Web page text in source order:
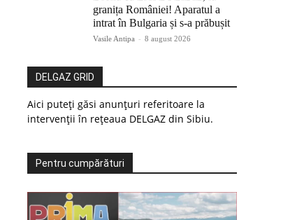
granița României! Aparatul a
intrat în Bulgaria și s-a prăbușit
Vasile Antipa - 8 august 2026
DELGAZ GRID
Aici puteți găsi anunțuri referitoare la
intervenții în rețeaua DELGAZ din Sibiu.
Pentru cumpărături